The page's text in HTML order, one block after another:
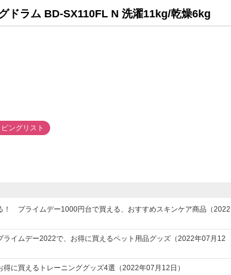
ドラム BD-SX110FL N 洗濯11kg/乾燥6kg
ングリスト
！ プライムデー1000円台で買える、おすすめスキンケア商品（2022
イムデー2022で、お得に買えるペット用品グッズ（2022年07月12
に買えるトレーニンググッズ4選（2022年07月12日）